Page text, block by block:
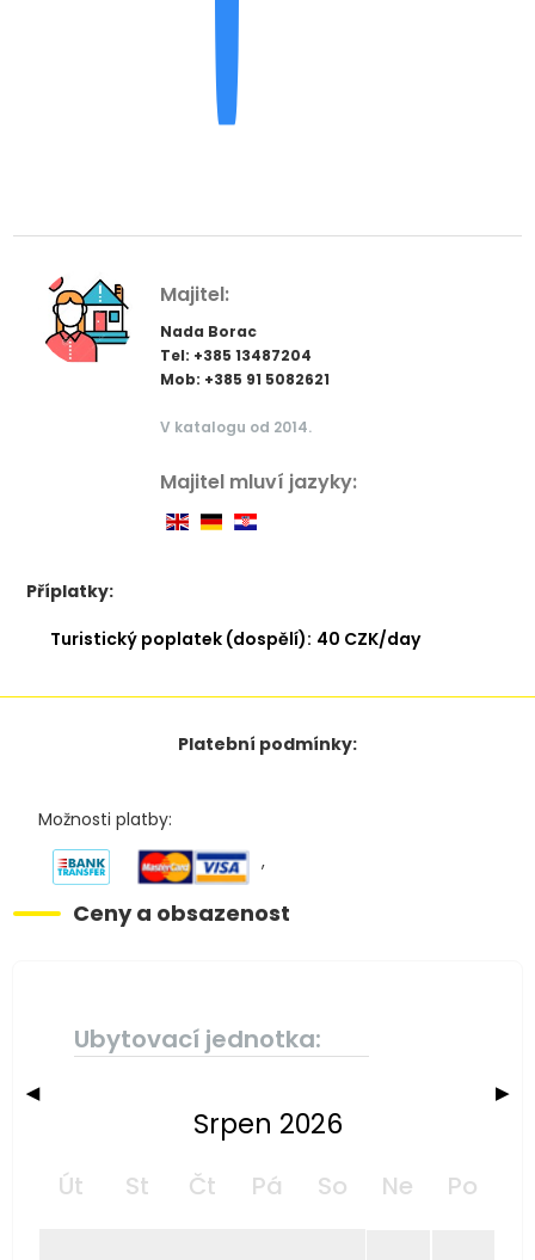
Majitel:
Nada Borac
Tel: +385 13487204
Mob: +385 91 5082621
V katalogu od 2014.
Majitel mluví jazyky:
Příplatky:
Turistický poplatek (dospělí): 40 CZK/day
Platební podmínky:
Možnosti platby:
,
Ceny a obsazenost
Ubytovací jednotka:
◀ ▶
Srpen 2026
Út St Čt Pá So Ne Po